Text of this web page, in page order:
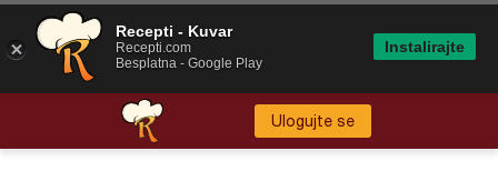
Ulogujte se
Recepti - Kuvar
Recepti.com
Besplatna - Google Play
Instalirajte